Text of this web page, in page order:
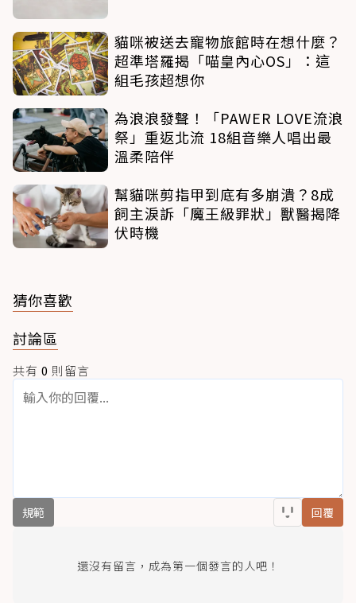
貓咪被送去寵物旅館時在想什麼？
超準塔羅揭「喵皇內心OS」：這
組毛孩超想你
為浪浪發聲！「PAWER LOVE流浪
祭」重返北流 18組音樂人唱出最
溫柔陪伴
幫貓咪剪指甲到底有多崩潰？8成
飼主淚訴「魔王級罪狀」獸醫揭降
伏時機
猜你喜歡
討論區
共有 0 則留言
規範 回覆
還沒有留言，成為第一個發言的人吧！